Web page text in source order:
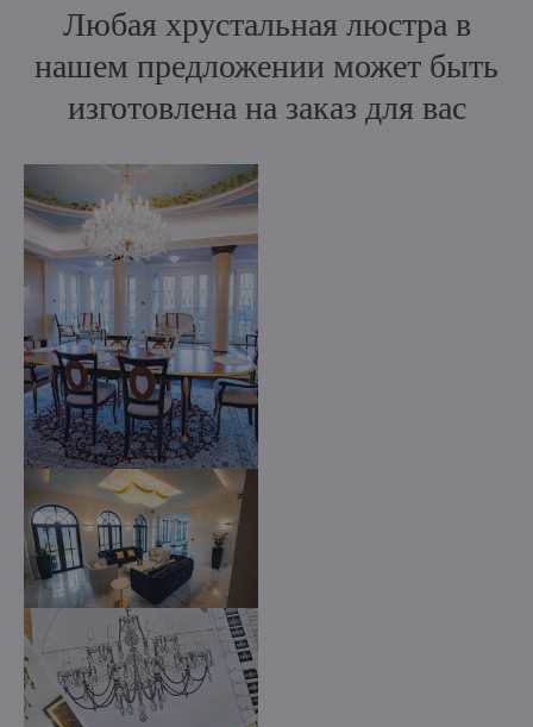
Любая хрустальная люстра в
нашем предложении может быть
изготовлена на заказ для вас